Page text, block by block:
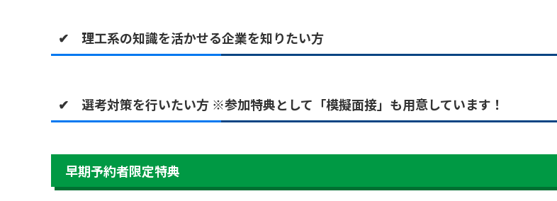
✔ 理工系の知識を活かせる企業を知りたい方
✔ 選考対策を行いたい方 ※参加特典として「模擬面接」も用意しています！
早期予約者限定特典